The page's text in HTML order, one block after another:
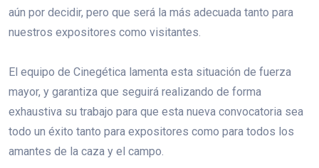
aún por decidir, pero que será la más adecuada tanto para
nuestros expositores como visitantes.
El equipo de Cinegética lamenta esta situación de fuerza
mayor, y garantiza que seguirá realizando de forma
exhaustiva su trabajo para que esta nueva convocatoria sea
todo un éxito tanto para expositores como para todos los
amantes de la caza y el campo.